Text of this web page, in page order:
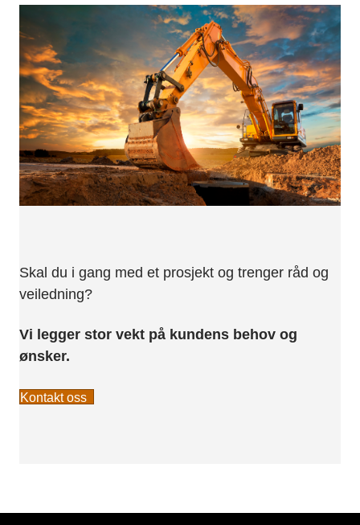
Skal du i gang med et prosjekt og trenger råd og
veiledning?
Vi legger stor vekt på kundens behov og
ønsker.
Kontakt oss